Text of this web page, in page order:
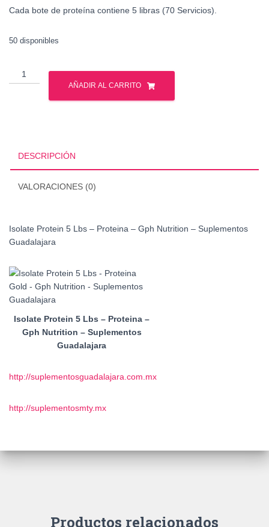
Cada bote de proteína contiene 5 libras (70 Servicios).
50 disponibles
Isolate
Protein
cantidad
AÑADIR AL CARRITO
DESCRIPCIÓN
VALORACIONES (0)
Isolate Protein 5 Lbs – Proteina – Gph Nutrition – Suplementos
Guadalajara
Isolate Protein 5 Lbs – Proteina –
Gph Nutrition – Suplementos
Guadalajara
http://suplementosguadalajara.com.mx
http://suplementosmty.mx
Productos relacionados